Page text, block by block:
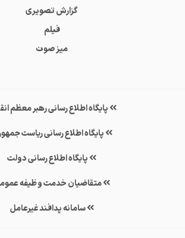
گزارش تصویری
فیلم
میز صوت
پایگاه اطلاع رسانی رهبر معظم
پایگاه اطلاع رسانی ریاست
پایگاه اطلاع رسانی دولت
متقاضیان خدمت وظیفه
سامانه پدافند غیرعامل